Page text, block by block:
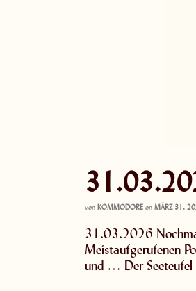
von KOMMODORE on MÄRZ 31,
31.03.2026
Meistaufgerufenen
und … Der